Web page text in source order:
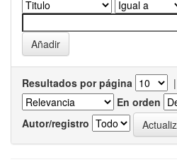
Resultados por página |
En orden
Autor/registro